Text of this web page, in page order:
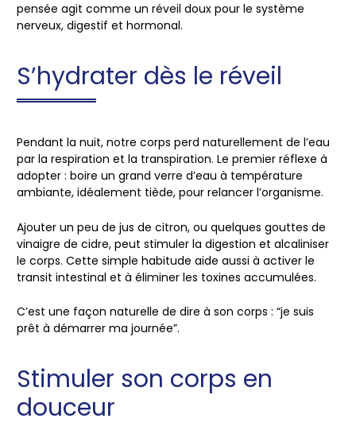
pensée agit comme un réveil doux pour le système
nerveux, digestif et hormonal.
S’hydrater dès le réveil
Pendant la nuit, notre corps perd naturellement de l’eau
par la respiration et la transpiration. Le premier réflexe à
adopter : boire un grand verre d’eau à température
ambiante, idéalement tiède, pour relancer l’organisme.
Ajouter un peu de jus de citron, ou quelques gouttes de
vinaigre de cidre, peut stimuler la digestion et alcaliniser
le corps. Cette simple habitude aide aussi à activer le
transit intestinal et à éliminer les toxines accumulées.
C’est une façon naturelle de dire à son corps : “je suis
prêt à démarrer ma journée”.
Stimuler son corps en
douceur